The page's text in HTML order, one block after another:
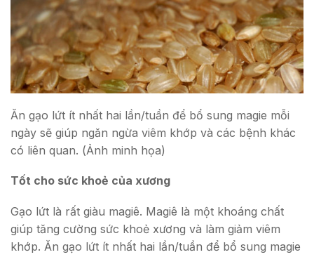
Ăn gạo lứt ít nhất hai lần/tuần để bổ sung magie mỗi
ngày sẽ giúp ngăn ngừa viêm khớp và các bệnh khác
có liên quan. (Ảnh minh họa)
Tốt cho sức khoẻ của xương
Gạo lứt là rất giàu magiê. Magiê là một khoáng chất
giúp tăng cường sức khoẻ xương và làm giảm viêm
khớp. Ăn gạo lứt ít nhất hai lần/tuần để bổ sung magie